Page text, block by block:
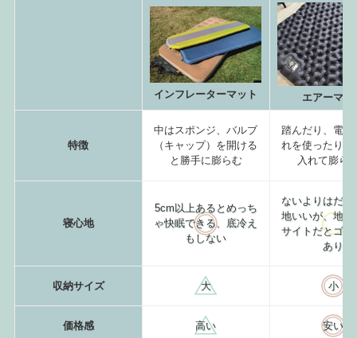
インフレーターマット エアーマッ
特徴
中はスポンジ、バルブ
（キャップ）を開ける
と勝手に膨らむ
踏んだり、電動
れを使ったりで
入れて膨ら
寝心地
5cm以上あるとめっち
ゃ快眠できる、底冷え
もしない
ないよりはだい
地いいが、地面
サイトだとゴツ
あり
収納サイズ 大 小
価格感 高い 安い